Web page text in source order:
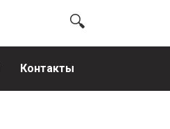
Контакты